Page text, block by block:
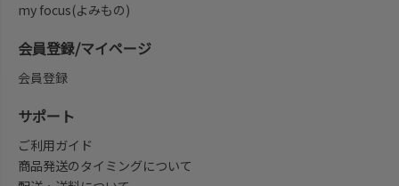
my focus(よみもの)
会員登録/マイページ
会員登録
サポート
ご利用ガイド
商品発送のタイミングについて